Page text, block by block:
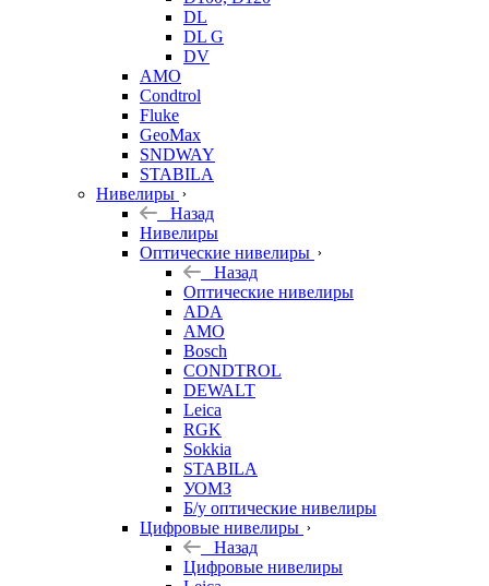
DL
DL G
DV
AMO
Condtrol
Fluke
GeoMax
SNDWAY
STABILA
Нивелиры
Назад
Нивелиры
Оптические нивелиры
Назад
Оптические нивелиры
ADA
AMO
Bosch
CONDTROL
DEWALT
Leica
RGK
Sokkia
STABILA
УОМЗ
Б/у оптические нивелиры
Цифровые нивелиры
Назад
Цифровые нивелиры